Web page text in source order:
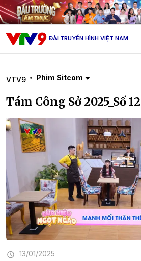
ĐÀI TRUYỀN HÌNH VIỆT NAM
VTV9 Phim Sitcom
Tám Công Sở 2025_Số 12
13/01/2025